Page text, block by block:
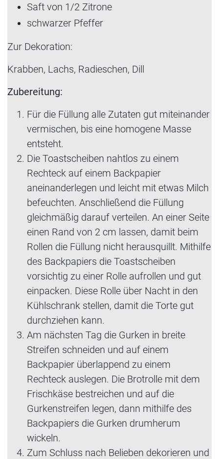
Saft von 1/2 Zitrone
schwarzer Pfeffer
Zur Dekoration:
Krabben, Lachs, Radieschen, Dill
Zubereitung:
Für die Füllung alle Zutaten gut miteinander
vermischen, bis eine homogene Masse
entsteht.
Die Toastscheiben nahtlos zu einem
Rechteck auf einem Backpapier
aneinanderlegen und leicht mit etwas Milch
befeuchten. Anschließend die Füllung
gleichmäßig darauf verteilen. An einer Seite
einen Rand von 2 cm lassen, damit beim
Rollen die Füllung nicht herausquillt. Mithilfe
des Backpapiers die Toastscheiben
vorsichtig zu einer Rolle aufrollen und gut
einpacken. Diese Rolle über Nacht in den
Kühlschrank stellen, damit die Torte gut
durchziehen kann.
Am nächsten Tag die Gurken in breite
Streifen schneiden und auf einem
Backpapier überlappend zu einem
Rechteck auslegen. Die Brotrolle mit dem
Frischkäse bestreichen und auf die
Gurkenstreifen legen, dann mithilfe des
Backpapiers die Gurken drumherum
wickeln.
Zum Schluss nach Belieben dekorieren und